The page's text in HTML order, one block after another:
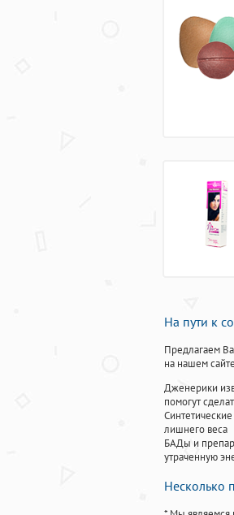
На пути к
Предлагаем
на нашем
Дженерики
помогут
лишнего веса
БАДы и
утраченную
Несколько